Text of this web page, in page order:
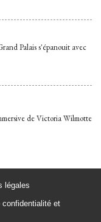
Palais s'épanouit avec
de Victoria Wilmotte
légales
confidentialité et